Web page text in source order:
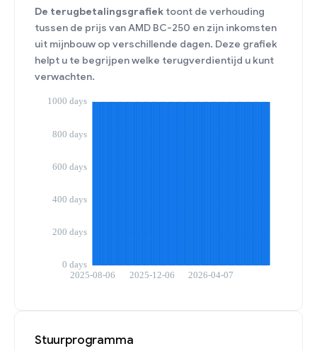
De terugbetalingsgrafiek toont de verhouding
tussen de prijs van AMD BC-250 en zijn inkomsten
uit mijnbouw op verschillende dagen. Deze grafiek
helpt u te begrijpen welke terugverdientijd u kunt
verwachten.
Stuurprogramma